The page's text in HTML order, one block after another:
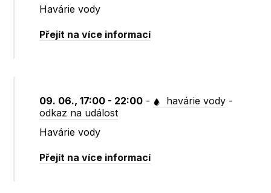
Havárie vody
Přejít na více informací
09. 06., 17:00 - 22:00 - havárie vody -
odkaz na událost
Havárie vody
Přejít na více informací